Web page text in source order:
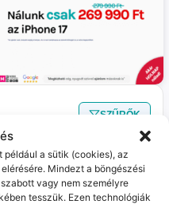
a sütik (cookies), az
Mindezt a böngészési
vagy nem személyre
tesszük. Ezen technológiák
SZŰRŐK
termékünk :(